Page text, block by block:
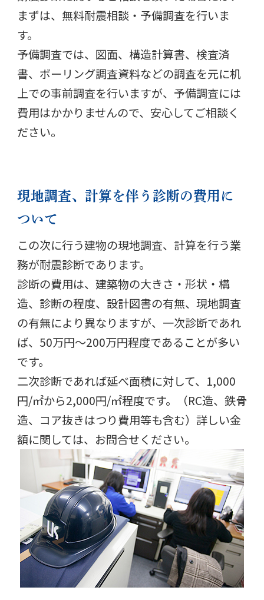
まずは、無料耐震相談・予備調査を行いま
す。
予備調査では、図面、構造計算書、検査済
書、ボーリング調査資料などの調査を元に机
上での事前調査を行いますが、予備調査には
費用はかかりませんので、安心してご相談く
ださい。
現地調査、計算を伴う診断の費用に
ついて
この次に行う建物の現地調査、計算を行う業
務が耐震診断であります。
診断の費用は、建築物の大きさ・形状・構
造、診断の程度、設計図書の有無、現地調査
の有無により異なりますが、一次診断であれ
ば、50万円～200万円程度であることが多い
です。
二次診断であれば延べ面積に対して、1,000
円/㎡から2,000円/㎡程度です。（RC造、鉄骨
造、コア抜きはつり費用等も含む）詳しい金
額に関しては、お問合せください。